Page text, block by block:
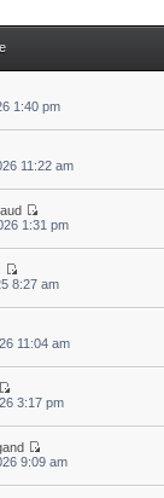
1:40 pm
11:22 am
1:31 pm
8:27 am
11:04 am
3:17 pm
9:09 am